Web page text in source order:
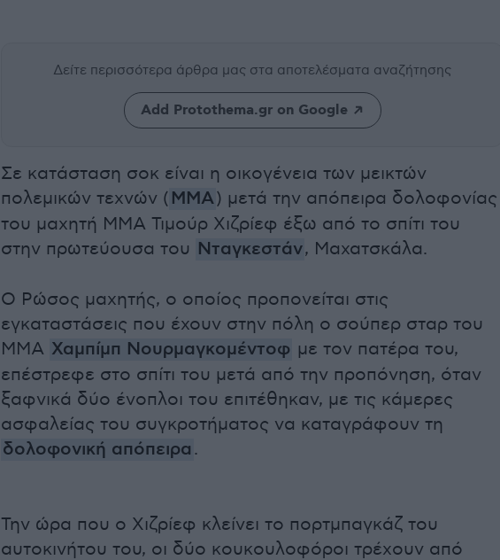
Δείτε περισσότερα άρθρα μας στα αποτελέσματα αναζήτησης
Add Protothema.gr on Google
Σε κατάσταση σοκ είναι η οικογένεια των μεικτών
πολεμικών τεχνών ( ΜΜΑ) μετά την απόπειρα δολοφονίας
του μαχητή MMA Τιμούρ Χιζρίεφ έξω από το σπίτι του
στην πρωτεύουσα του Νταγκεστάν, Μαχατσκάλα.
Ο Ρώσος μαχητής, ο οποίος προπονείται στις
εγκαταστάσεις που έχουν στην πόλη ο σούπερ σταρ του
MMA Χαμπίμπ Νουρμαγκομέντοφ με τον πατέρα του,
επέστρεφε στο σπίτι του μετά από την προπόνηση, όταν
ξαφνικά δύο ένοπλοι του επιτέθηκαν, με τις κάμερες
ασφαλείας του συγκροτήματος να καταγράφουν τη
δολοφονική απόπειρα .
Την ώρα που ο Χιζρίεφ κλείνει το πορτμπαγκάζ του
αυτοκινήτου του, οι δύο κουκουλοφόροι τρέxουν από